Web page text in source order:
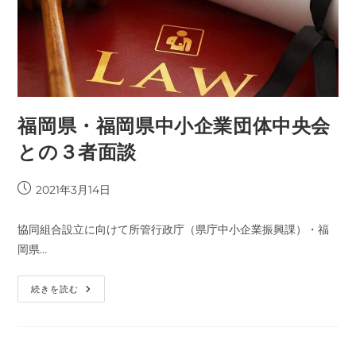
福岡県・福岡県中小企業団体中央会
との３者面談
投
公
開
日:
2021年3月14日
協同組合設立に向けて所管行政庁（県庁中小企業振興課）・福
岡県…
続きを読む 福
岡